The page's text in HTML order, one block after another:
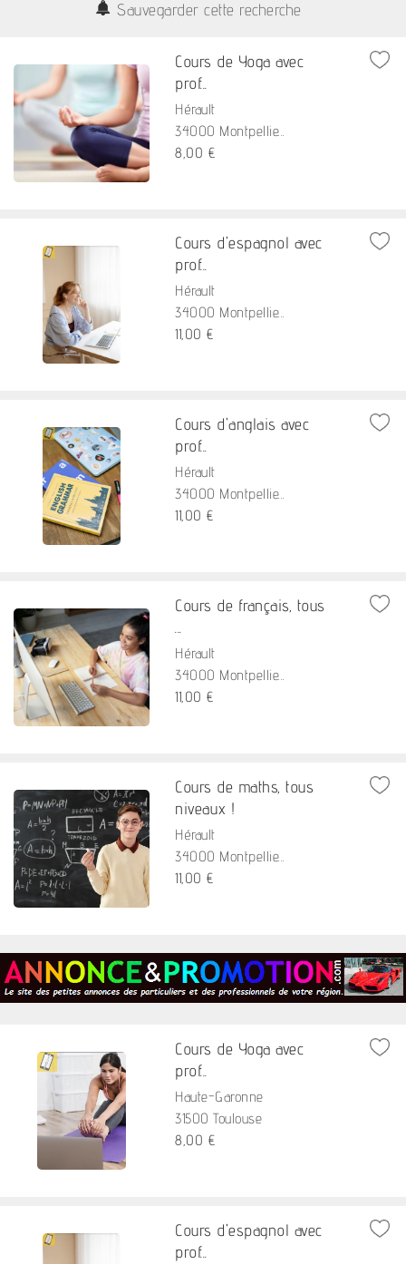
Sauvegarder cette recherche
Cours de Yoga avec
prof...
Hérault
34000 Montpellie...
8,00 €
Cours d'espagnol avec
prof...
Hérault
34000 Montpellie...
11,00 €
Cours d'anglais avec
prof...
Hérault
34000 Montpellie...
11,00 €
Cours de français, tous
Hérault
34000 Montpellie...
11,00 €
Cours de maths, tous
niveaux !
Hérault
34000 Montpellie...
11,00 €
Cours de Yoga avec
prof...
Haute-Garonne
31500 Toulouse
8,00 €
Cours d'espagnol avec
prof...